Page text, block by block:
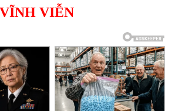
VIỄN